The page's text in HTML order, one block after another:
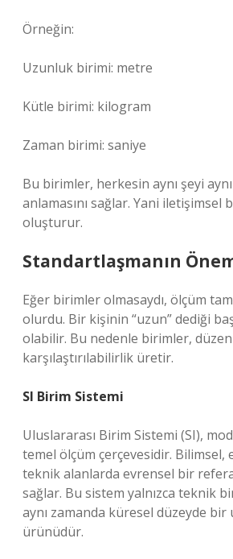
Örneğin:
Uzunluk birimi: metre
Kütle birimi: kilogram
Zaman birimi: saniye
Bu birimler, herkesin aynı şeyi
anlamasını sağlar. Yani iletişimsel
oluşturur.
Standartlaşmanın
Eğer birimler olmasaydı, ölçüm
olurdu. Bir kişinin “uzun” dediği
olabilir. Bu nedenle birimler,
karşılaştırılabilirlik üretir.
SI Birim Sistemi
Uluslararası Birim Sistemi (SI),
temel ölçüm çerçevesidir. Bilimsel,
teknik alanlarda evrensel bir
sağlar. Bu sistem yalnızca teknik
aynı zamanda küresel düzeyde bir
ürünüdür.